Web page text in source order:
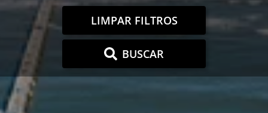
LIMPAR FILTROS
BUSCAR